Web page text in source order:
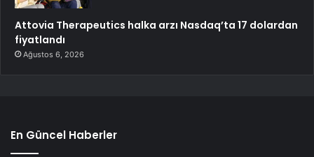
Attovia Therapeutics halka arzı Nasdaq’ta 17 dolardan
fiyatlandı
Ağustos 6, 2026
En Güncel Haberler